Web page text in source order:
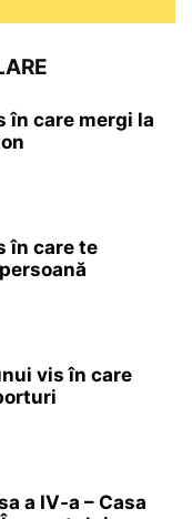
în care mergi la
în care te
vis în care
a IV-a – Casa